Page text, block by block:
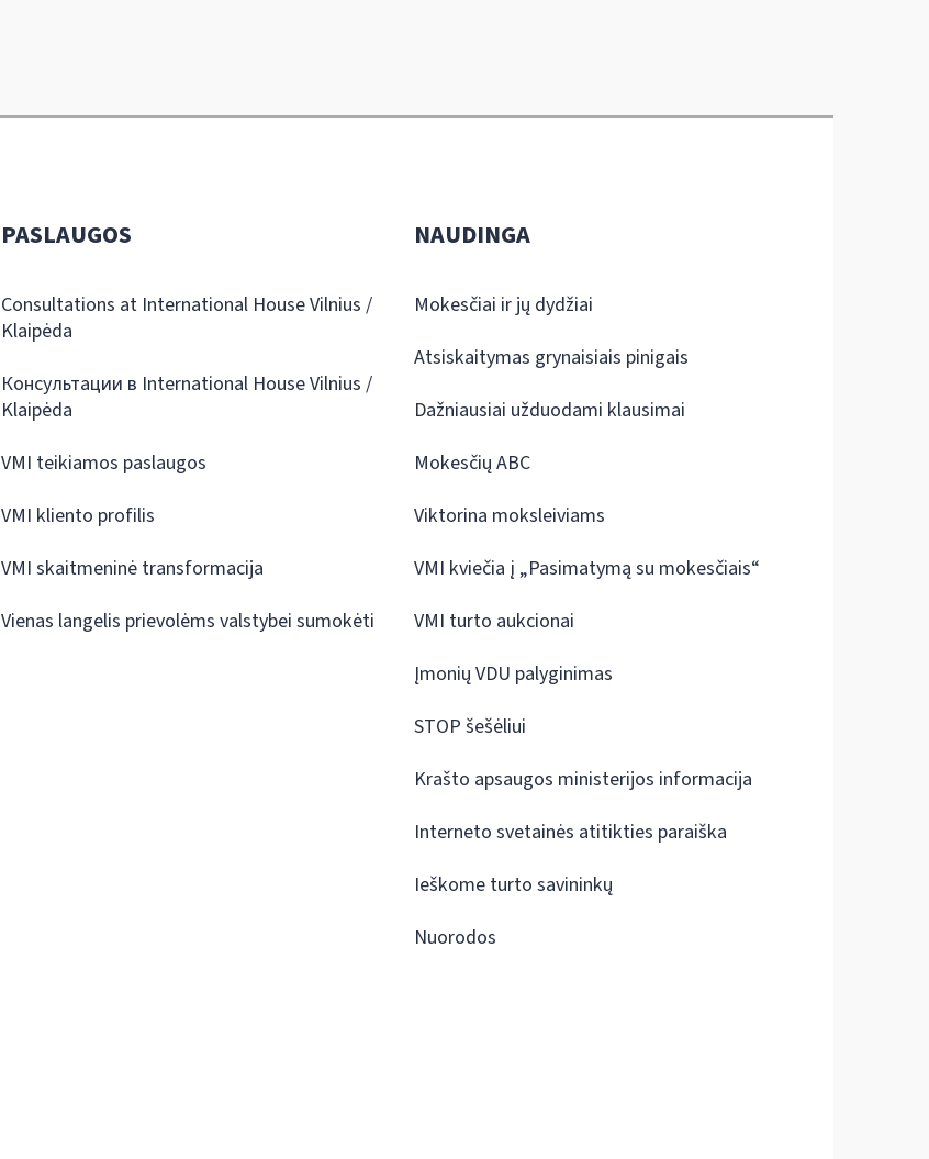
PASLAUGOS
Consultations at International House Vilnius /
Klaipėda
Консультации в International House Vilnius /
Klaipėda
VMI teikiamos paslaugos
VMI kliento profilis
VMI skaitmeninė transformacija
Vienas langelis prievolėms valstybei sumokėti
NAUDINGA
Mokesčiai ir jų dydžiai
Atsiskaitymas grynaisiais pinigais
Dažniausiai užduodami klausimai
Mokesčių ABC
Viktorina moksleiviams
VMI kviečia į „Pasimatymą su mokesčiais“
VMI turto aukcionai
Įmonių VDU palyginimas
STOP šešėliui
Krašto apsaugos ministerijos informacija
Interneto svetainės atitikties paraiška
Ieškome turto savininkų
Nuorodos